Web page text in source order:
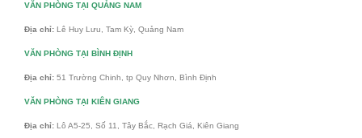
VĂN PHÒNG TẠI QUẢNG NAM
Địa chỉ: Lê Huy Lưu, Tam Kỳ, Quảng Nam
VĂN PHÒNG TẠI BÌNH ĐỊNH
Địa chỉ: 51 Trường Chinh, tp Quy Nhơn, Bình Định
VĂN PHÒNG TẠI KIÊN GIANG
Địa chỉ: Lô A5-25, Số 11, Tây Bắc, Rạch Giá, Kiên Giang